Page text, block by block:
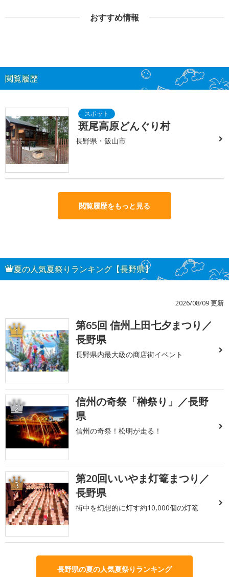
おすすめ情報
閲覧履歴
斑尾高原どんぐり村
長野県・飯山市
閲覧履歴をもっと見る
夏の人気夏祭りランキング【長野県】
2026/08/09 更新
1
第65回 信州上田七夕まつり／
長野県
長野県内最大級の商店街イベント
2
信州の奇祭「榊祭り」／長野
県
信州の奇祭！松明が走る！
3
第20回いいやま灯篭まつり／
長野県
街中を幻想的に灯す約10,000個の灯篭
長野県の夏の人気夏祭りランキング